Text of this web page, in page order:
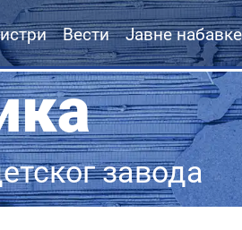
Вести Јавне
завода